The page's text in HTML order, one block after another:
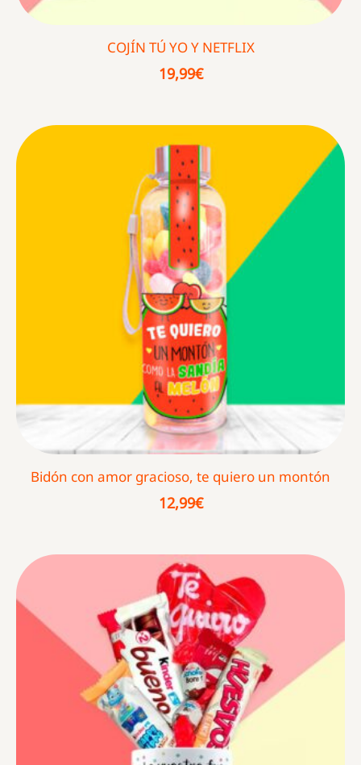
COJÍN TÚ YO Y NETFLIX
19,99€
Bidón con amor gracioso, te quiero un montón
12,99€